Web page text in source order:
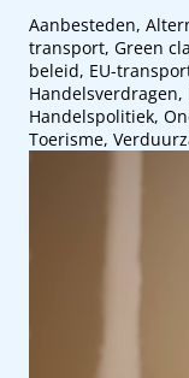
Aanbesteden,
transport, Green
beleid, EU-
Handelspolitiek,
Toerisme,